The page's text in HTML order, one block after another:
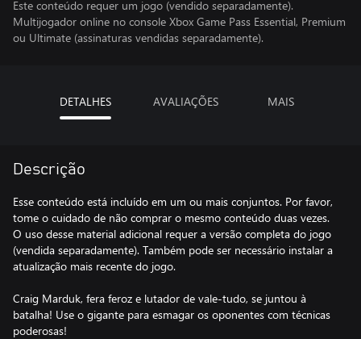
Este conteúdo requer um jogo (vendido separadamente).
Multijogador online no console Xbox Game Pass Essential, Premium
ou Ultimate (assinaturas vendidas separadamente).
DETALHES AVALIAÇÕES MAIS
Descrição
Esse conteúdo está incluído em um ou mais conjuntos. Por favor,
tome o cuidado de não comprar o mesmo conteúdo duas vezes.
O uso desse material adicional requer a versão completa do jogo
(vendida separadamente). Também pode ser necessário instalar a
atualização mais recente do jogo.
Craig Marduk, fera feroz e lutador de vale-tudo, se juntou à
batalha! Use o gigante para esmagar os oponentes com técnicas
poderosas!